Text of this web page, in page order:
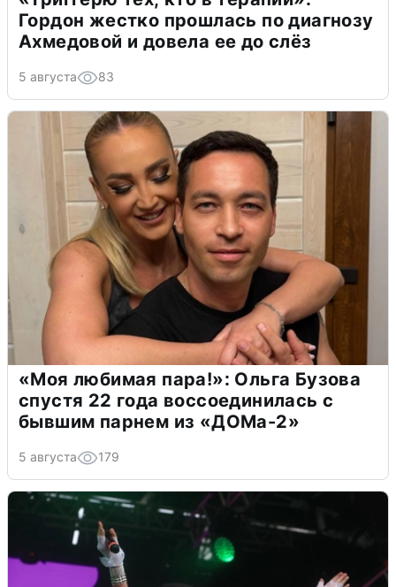
Гордон жестко прошлась по диагнозу
Ахмедовой и довела ее до слёз
5 августа 83
«Моя любимая пара!»: Ольга Бузова
спустя 22 года воссоединилась с
бывшим парнем из «ДОМа-2»
5 августа 179